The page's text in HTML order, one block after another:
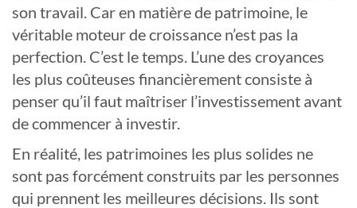
son travail. Car en matière de patrimoine, le
véritable moteur de croissance n’est pas la
perfection. C’est le temps. L’une des croyances
les plus coûteuses financièrement consiste à
penser qu’il faut maîtriser l’investissement avant
de commencer à investir.
En réalité, les patrimoines les plus solides ne
sont pas forcément construits par les personnes
qui prennent les meilleures décisions. Ils sont